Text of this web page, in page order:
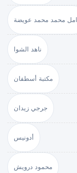
محمد محمد عويضة
ناهد الشوا
مكتبة أسطفان
جرجي زيدان
أدونيس
محمود درويش